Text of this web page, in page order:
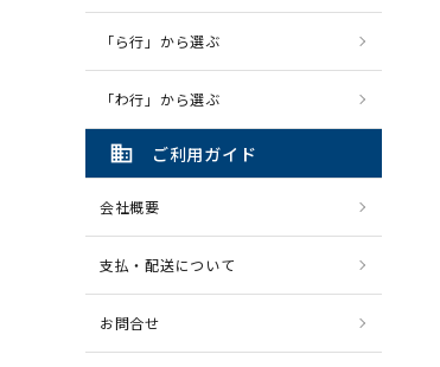
「ら行」から選ぶ
「わ行」から選ぶ
domain ご利用ガイド
会社概要
支払・配送について
お問合せ